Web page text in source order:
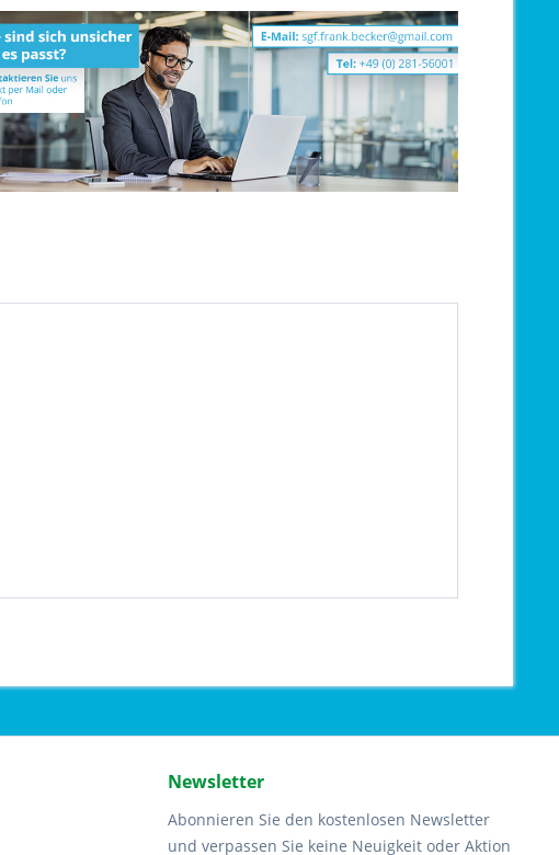
Newsletter
Abonnieren Sie den kostenlosen Newsletter
und verpassen Sie keine Neuigkeit oder Aktion